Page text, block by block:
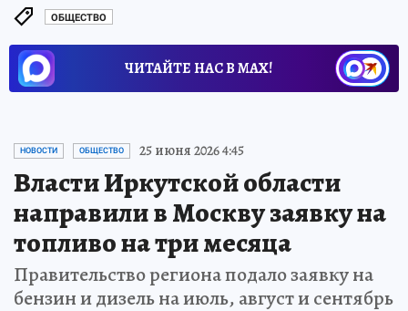
ОБЩЕСТВО
ЧИТАЙТЕ НАС В МАХ!
НОВОСТИ ОБЩЕСТВО 25 июня 2026 4:45
Власти Иркутской области
направили в Москву заявку на
топливо на три месяца
Правительство региона подало заявку на
бензин и дизель на июль, август и сентябрь